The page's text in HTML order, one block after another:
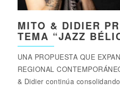
MITO & DIDIER
TEMA “JAZZ
UNA PROPUESTA QUE
REGIONAL
& Didier continúa